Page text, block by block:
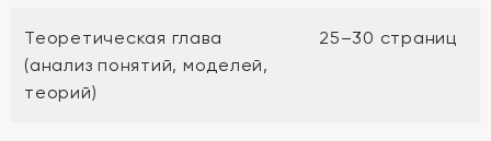
Теоретическая глава
(анализ понятий, моделей,
теорий)
25–30 страниц